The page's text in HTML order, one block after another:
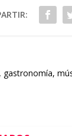
gastronomía,